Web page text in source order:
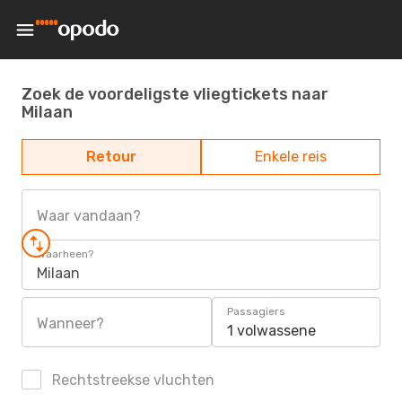
Zoek de voordeligste vliegtickets naar
Milaan
Retour Enkele reis
Waar vandaan?
Waarheen?
Milaan
Wanneer?
Passagiers
1 volwassene
Rechtstreekse vluchten